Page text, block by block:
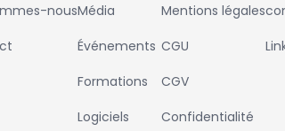
nousMédia
Événements
Formations
Logiciels
Mentions légales
CGU
CGV
Confidentialité